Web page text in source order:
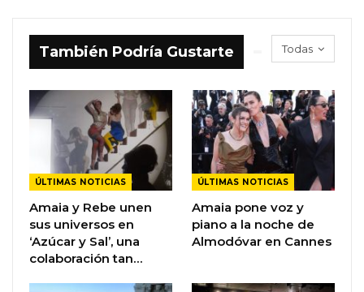
Todas
También Podría Gustarte
ÚLTIMAS NOTICIAS
Amaia y Rebe unen
sus universos en
‘Azúcar y Sal’, una
colaboración tan…
ÚLTIMAS NOTICIAS
Amaia pone voz y
piano a la noche de
Almodóvar en Cannes